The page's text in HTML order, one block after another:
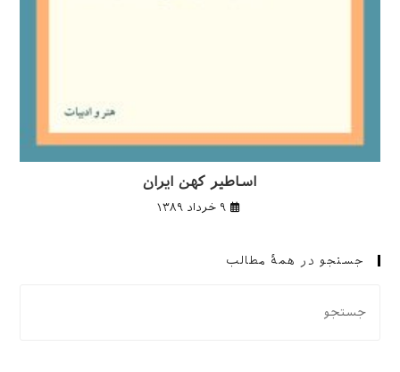
اساطیر کهن ایران
۹ خرداد ۱۳۸۹
جستجو در همهٔ مطالب